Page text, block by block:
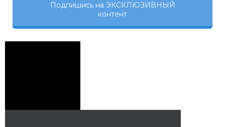
Подпишись на ЭКСКЛЮЗИВНЫЙ
контент